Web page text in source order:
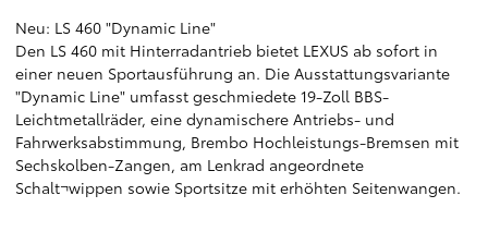
Neu: LS 460 "Dynamic Line"
Den LS 460 mit Hinterradantrieb bietet LEXUS ab sofort in
einer neuen Sportausführung an. Die Ausstattungsvariante
"Dynamic Line" umfasst geschmiedete 19-Zoll BBS-
Leichtmetallräder, eine dynamischere Antriebs- und
Fahrwerksabstimmung, Brembo Hochleistungs-Bremsen mit
Sechskolben-Zangen, am Lenkrad angeordnete
Schalt¬wippen sowie Sportsitze mit erhöhten Seitenwangen.